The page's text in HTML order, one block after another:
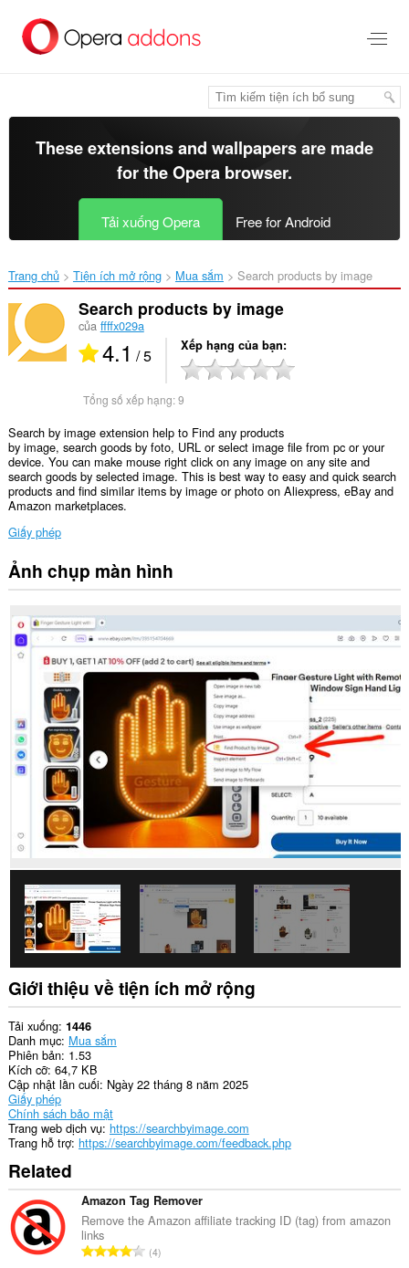
đến
These extensions and wallpapers are made
for theOpera browser.
Tải xuống Opera Free for Android
Trang chủ Tiện ích mở rộng Mua sắm Search products by image‎
Search products by image
của ffffx029a
4.1 / 5 Xếp hạng của bạn
Tổng số xếp hạng:9
Search by image extension help to Find any products
by image, search goods by foto, URL or select image file from pc or your
device. You can make mouse right click on any image on any site and
search goods by selected image. This is best way to easy and quick search
products and find similar items by image or photo on Aliexpress, eBay and
Amazon marketplaces.
Giấy phép
Tiện
ích
rộng
này
có
thể
liệu
của
bạn
trên
một
This
create
rich
notifications
and
display
them
to
you
in
the
system
tray.
Tiện
ích
mở
rộng
này
thể
truy
cập
tab
và
hoạt
động
Ảnh chụp màn hình
Giới thiệu về tiện ích mở rộng
Tải xuống 1446
Danh mục Mua sắm
Phiên bản 1.53
Kích cỡ 64,7 KB
Cập nhật lần cuối Ngày 22 tháng 8 năm 2025
Giấy phép
Chính sách bảo mật
Trang web dịch vụ https://searchbyimage.com
Trang hỗ trợ https://searchbyimage.com/feedback.php
Related
Amazon Tag Remover
Remove the Amazon affiliate tracking ID (tag) from amazon
links
T4